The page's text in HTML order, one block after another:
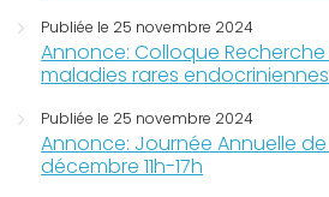
Publiée le 25 novembre 2024
Annonce: Colloque
maladies rares endocriniennes
Publiée le 25 novembre 2024
Annonce: Journée Annuelle de
décembre 11h-17h